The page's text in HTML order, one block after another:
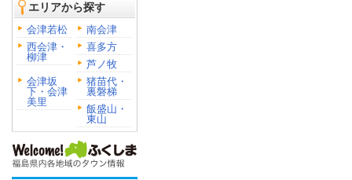
エリアから探す
会津若松
南会津
西会津・
柳津
喜多方
芦ノ牧
会津坂
下・会津
美里
猪苗代・
裏磐梯
飯盛山・
東山